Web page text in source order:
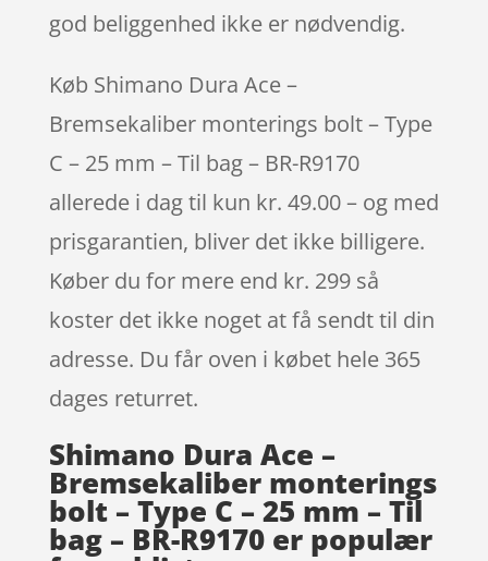
god beliggenhed ikke er nødvendig.
Køb Shimano Dura Ace –
Bremsekaliber monterings bolt – Type
C – 25 mm – Til bag – BR-R9170
allerede i dag til kun kr. 49.00 – og med
prisgarantien, bliver det ikke billigere.
Køber du for mere end kr. 299 så
koster det ikke noget at få sendt til din
adresse. Du får oven i købet hele 365
dages returret.
Shimano Dura Ace –
Bremsekaliber monterings
bolt – Type C – 25 mm – Til
bag – BR-R9170 er populær